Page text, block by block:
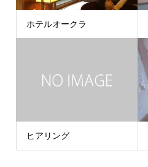
ホテルオークラ
ヒアリング